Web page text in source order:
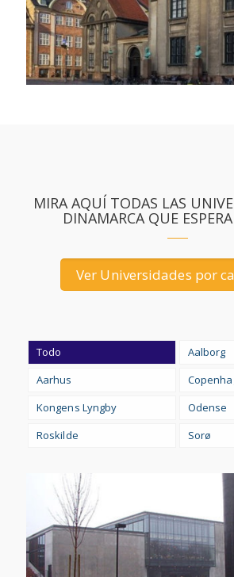
MIRA AQUÍ TODAS LAS
DINAMARCA QUE
Ver Universidades por
Todo
Aalborg
Aarhus
Kongens Lyngby
Odense
Roskilde
Sorø